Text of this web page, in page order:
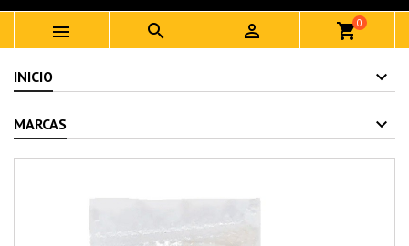
   shopping_cart0
INICIO
MARCAS